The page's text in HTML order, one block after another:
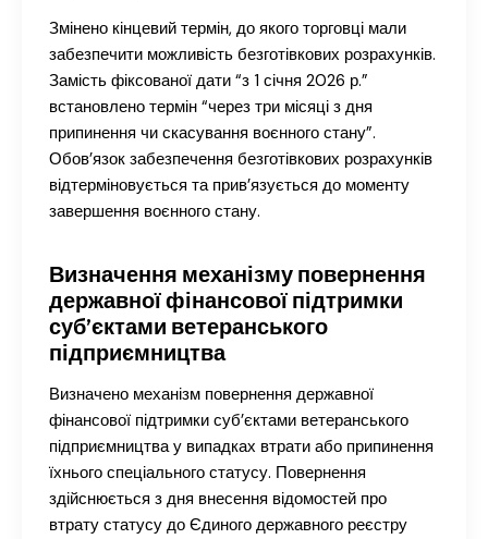
Змінено кінцевий термін, до якого торговці мали
забезпечити можливість безготівкових розрахунків.
Замість фіксованої дати “з 1 січня 2026 р.”
встановлено термін “через три місяці з дня
припинення чи скасування воєнного стану”.
Обов’язок забезпечення безготівкових розрахунків
відтерміновується та прив’язується до моменту
завершення воєнного стану.
Визначення механізму повернення
державної фінансової підтримки
суб’єктами ветеранського
підприємництва
Визначено механізм повернення державної
фінансової підтримки суб’єктами ветеранського
підприємництва у випадках втрати або припинення
їхнього спеціального статусу. Повернення
здійснюється з дня внесення відомостей про
втрату статусу до Єдиного державного реєстру